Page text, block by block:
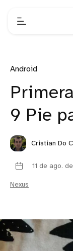
Android
9 Pie
Cristian Do
11 de ago.
Nexus